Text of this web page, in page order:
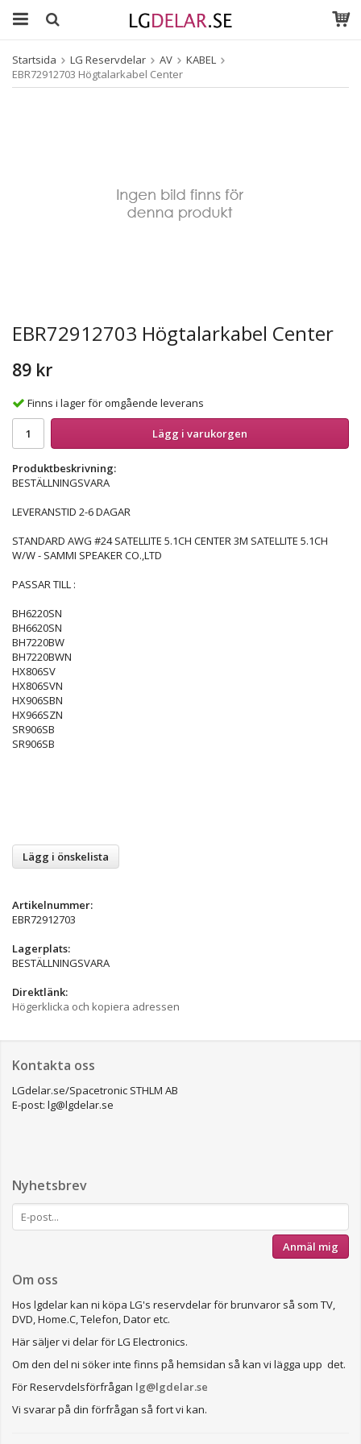
Startsida LG Reservdelar AV
KABEL
EBR72912703 Högtalarkabel Center
EBR72912703 Högtalarkabel Center
89 kr
Finns i lager för omgående leverans
Lägg i varukorgen
Produktbeskrivning:
BESTÄLLNINGSVARA
LEVERANSTID 2-6 DAGAR
STANDARD AWG #24 SATELLITE 5.1CH CENTER 3M SATELLITE 5.1CH
W/W - SAMMI SPEAKER CO.,LTD
PASSAR TILL :
BH6220SN
BH6620SN
BH7220BW
BH7220BWN
HX806SV
HX806SVN
HX906SBN
HX966SZN
SR906SB
SR906SB
Lägg i önskelista
Artikelnummer:
EBR72912703
Lagerplats:
BESTÄLLNINGSVARA
Direktlänk:
Högerklicka och kopiera adressen
Kontakta oss
LGdelar.se/Spacetronic STHLM AB
E-post: lg@lgdelar.se
Nyhetsbrev
Anmäl mig
Om oss
Hos lgdelar kan ni köpa LG's reservdelar för brunvaror så som TV,
DVD, Home.C, Telefon, Dator etc.
Här säljer vi delar för LG Electronics.
Om den del ni söker inte finns på hemsidan så kan vi lägga upp det.
För Reservdelsförfrågan lg@lgdelar.se
Vi svarar på din förfrågan så fort vi kan.